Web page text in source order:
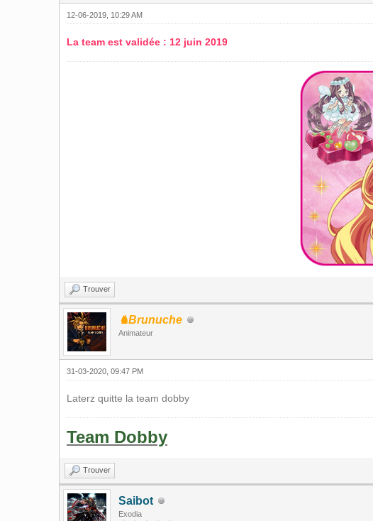
12-06-2019, 10:29 AM
La team est validée : 12 juin 2019
Trouver
♞Brunuche
Animateur
31-03-2020, 09:47 PM
Laterz quitte la team dobby
Team Dobby
Trouver
Saibot
Exodia